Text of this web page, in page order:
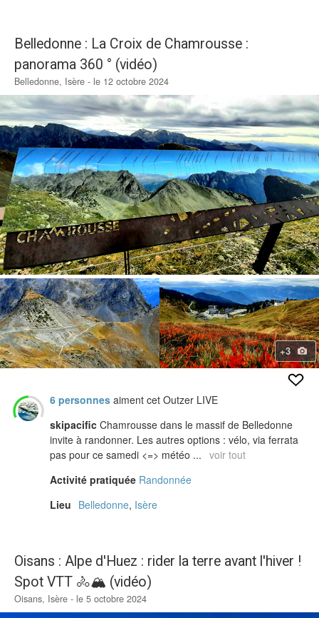
Belledonne : La Croix de Chamrousse :
panorama 360 ° (vidéo)
Belledonne, Isère - le 12 octobre 2024
+3
6 personnes aiment cet Outzer LIVE
skipacific Chamrousse dans le massif de Belledonne
invite à randonner. Les autres options : vélo, via ferrata
pas pour ce samedi <=> météo ... voir tout
Activité pratiquée Randonnée
Lieu Belledonne, Isère
Oisans : Alpe d'Huez : rider la terre avant l'hiver !
Spot VTT 🚴🏔 (vidéo)
Oisans, Isère - le 5 octobre 2024